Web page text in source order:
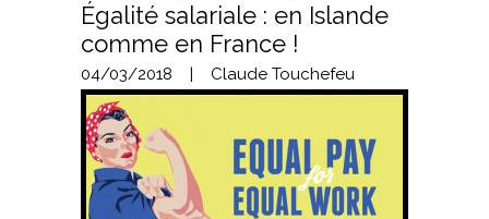
Égalité salariale : en Islande
comme en France !
04/03/2018 Claude Touchefeu